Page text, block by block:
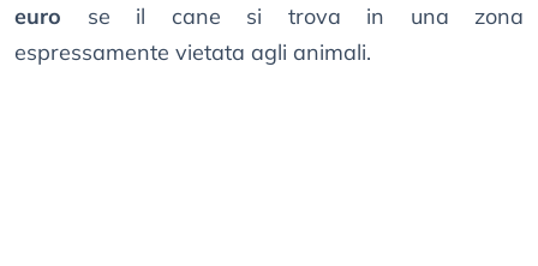
euro se il cane si trova in una zona
espressamente vietata agli animali.